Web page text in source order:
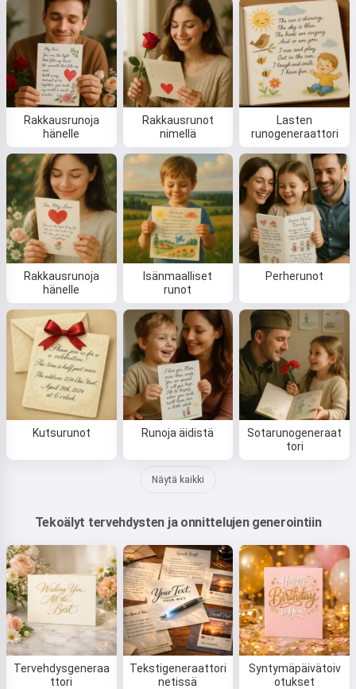
Rakkausrunoja
hänelle
Rakkausrunot
nimellä
Lasten
runogeneraattori
Rakkausrunoja
hänelle
Isänmaalliset
runot
Perherunot
Kutsurunot Runoja äidistä
Sotarunogeneraat
tori
Näytä kaikki
Tekoälyt tervehdysten ja onnittelujen generointiin
Tervehdysgeneraa
ttori
Tekstigeneraattori
netissä
Syntymäpäivätoiv
otukset
Hyväksyn: Käyttöehdot,
Tietosuojaseloste,
Palautuskäytäntö